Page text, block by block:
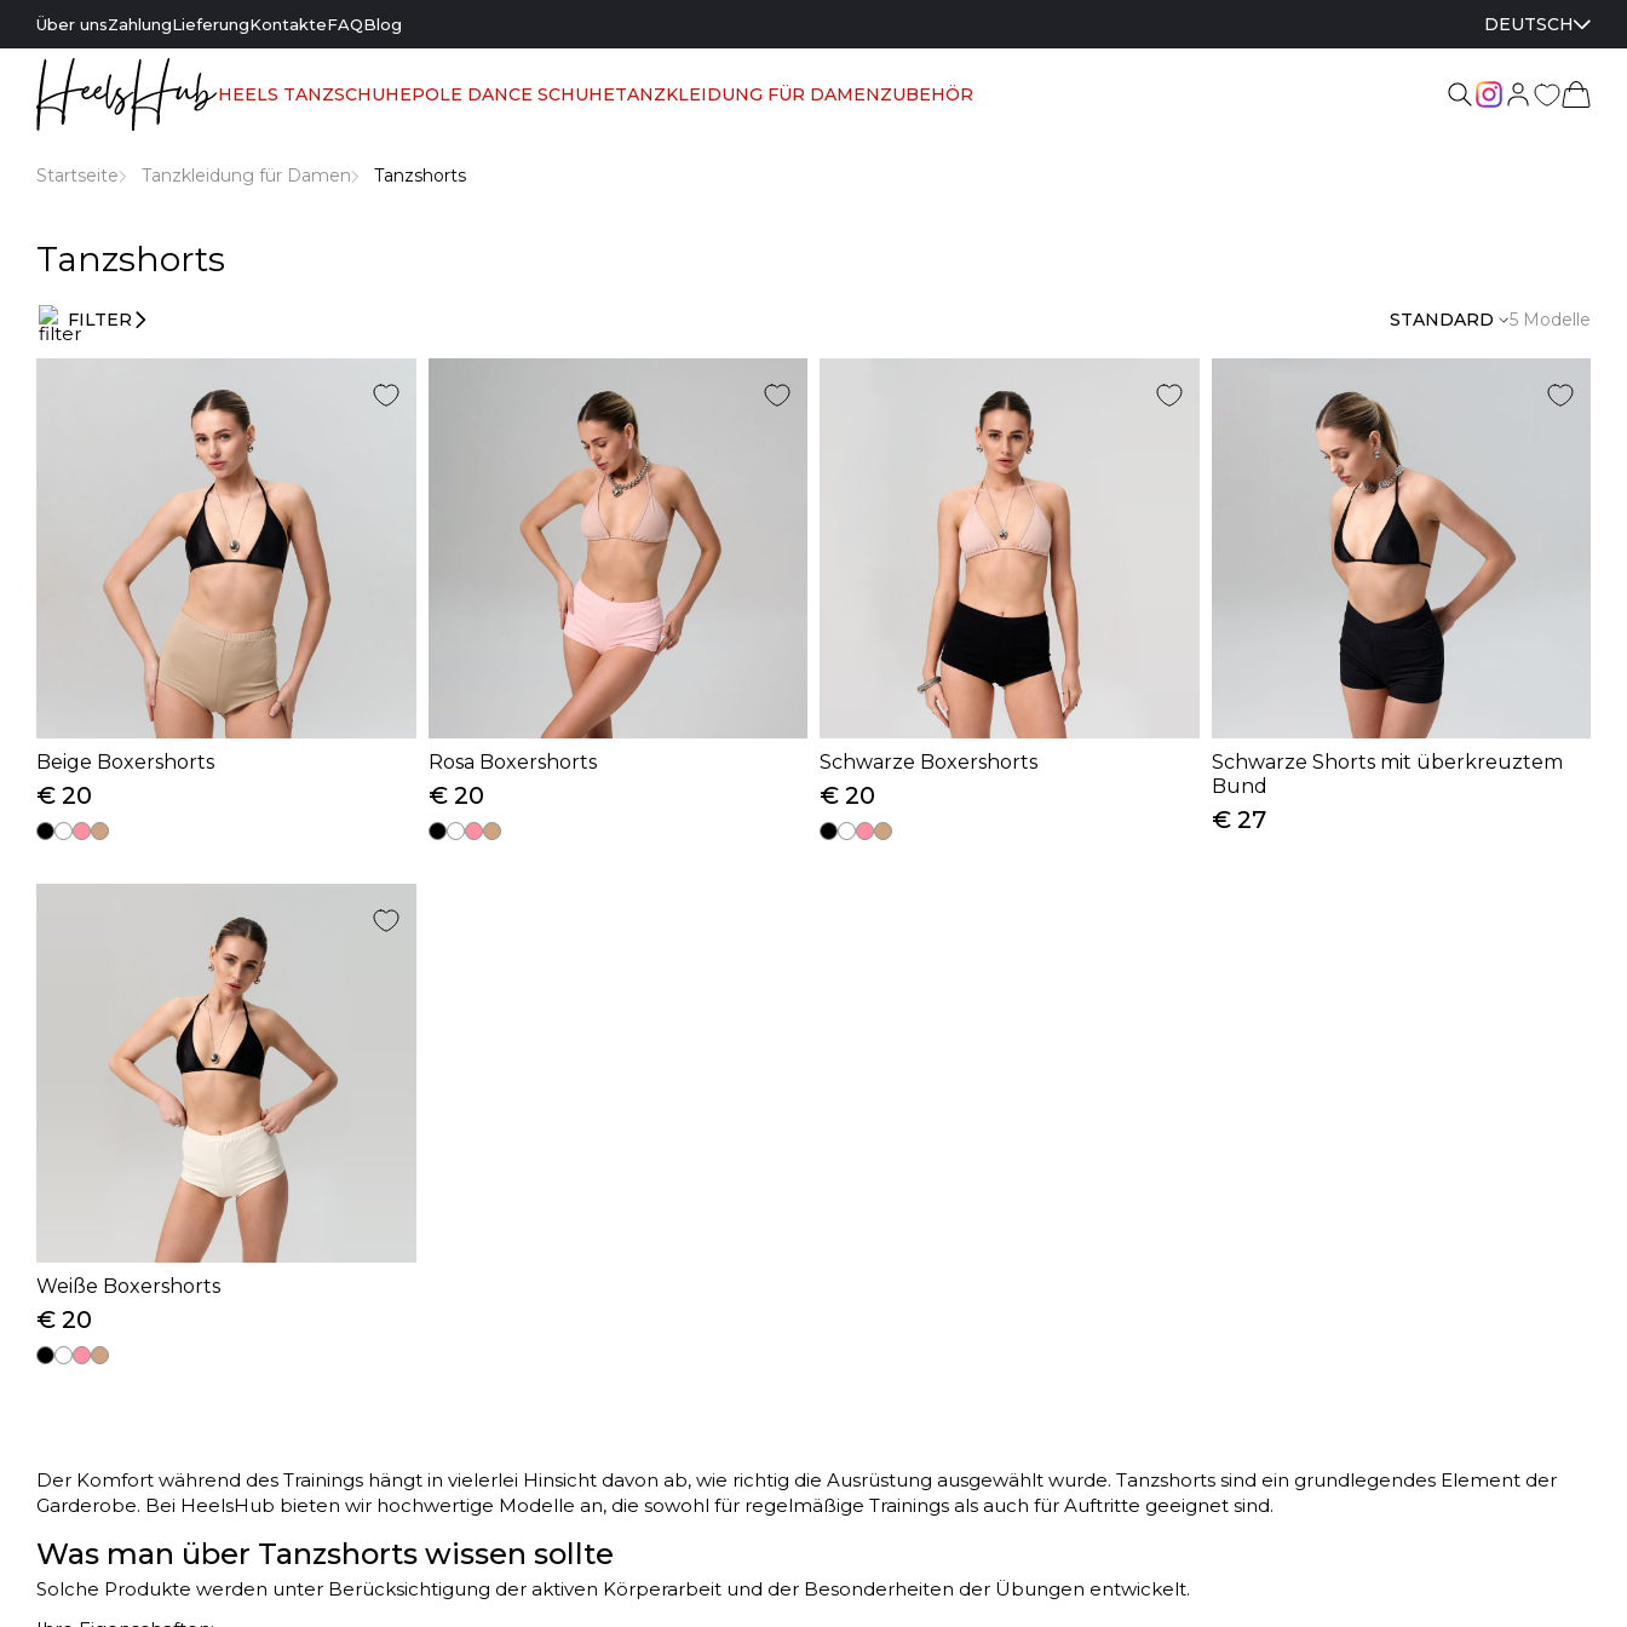
Über unsZahlungLieferungKontakteFAQBlog DEUTSCH
HEELS TANZSCHUHEPOLE DANCE SCHUHETANZKLEIDUNG FÜR DAMENZUBEHÖR
Startseite Tanzkleidung für Damen Tanzshorts
Tanzshorts
FILTER STANDARD 5 Modelle
Beige Boxershorts
€ 20
Rosa Boxershorts
€ 20
Schwarze Boxershorts
€ 20
Schwarze Shorts mit überkreuztem
Bund
€ 27
Weiße Boxershorts
€ 20
Der Komfort während des Trainings hängt in vielerlei Hinsicht davon ab, wie richtig die Ausrüstung ausgewählt wurde. Tanzshorts sind ein grundlegendes Element der
Garderobe. Bei HeelsHub bieten wir hochwertige Modelle an, die sowohl für regelmäßige Trainings als auch für Auftritte geeignet sind.
Was man über Tanzshorts wissen sollte
Solche Produkte werden unter Berücksichtigung der aktiven Körperarbeit und der Besonderheiten der Übungen entwickelt.